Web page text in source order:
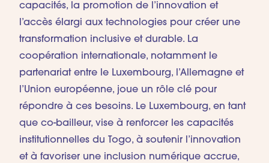
capacités, la promotion de l’innovation et
l’accès élargi aux technologies pour créer une
transformation inclusive et durable. La
coopération internationale, notamment le
partenariat entre le Luxembourg, l’Allemagne et
l’Union européenne, joue un rôle clé pour
répondre à ces besoins. Le Luxembourg, en tant
que co-bailleur, vise à renforcer les capacités
institutionnelles du Togo, à soutenir l’innovation
et à favoriser une inclusion numérique accrue,